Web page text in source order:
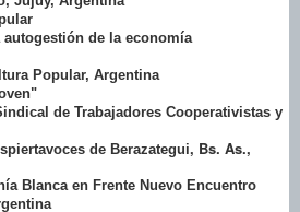
de la economía
Popular, Argentina
de Trabajadores Cooperativistas y
de Berazategui, Bs. As.,
Blanca en Frente Nuevo Encuentro